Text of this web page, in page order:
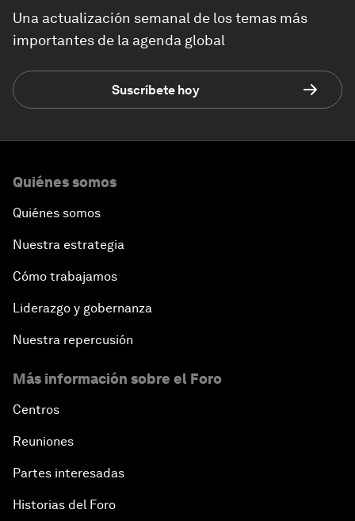
Una actualización semanal de los temas más
importantes de la agenda global
Suscríbete hoy
Quiénes somos
Quiénes somos
Nuestra estrategia
Cómo trabajamos
Liderazgo y gobernanza
Nuestra repercusión
Más información sobre el Foro
Centros
Reuniones
Partes interesadas
Historias del Foro